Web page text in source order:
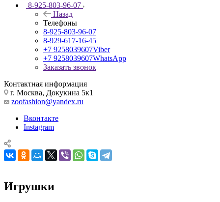
8-925-803-96-07
Назад
Телефоны
8-925-803-96-07
8-929-617-16-45
+7 9258039607Viber
+7 9258039607WhatsApp
Заказать звонок
Контактная информация
г. Москва, Докукина 5к1
zoofashion@yandex.ru
Вконтакте
Instagram
Игрушки